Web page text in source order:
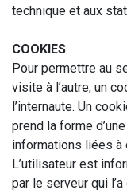
technique et aux
COOKIES
Pour permettre au
visite à l’autre, un
l’internaute. Un
prend la forme
informations liées à
L’utilisateur est
par le serveur qui